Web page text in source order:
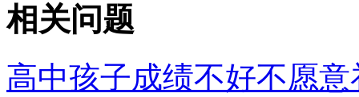
相关问题
高中孩子成绩不好不愿